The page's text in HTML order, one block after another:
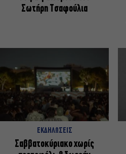
Σωτήρη Τσαφούλια
ΕΚΔΗΛΩΣΕΙΣ
Σαββατοκύριακο χωρίς